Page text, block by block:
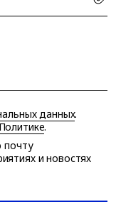
данных.
Политике.
почту
и новостях